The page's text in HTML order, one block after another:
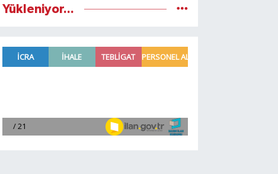
Yükleniyor...